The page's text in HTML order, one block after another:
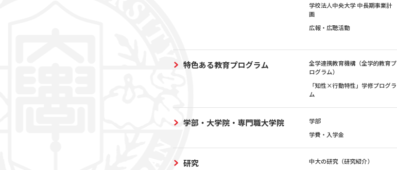
学校法人中央大学 中長期事業計
画
広報・広聴活動
特色ある教育プログラム
全学連携教育機構（全学的教育プ
ログラム）
「知性×行動特性」学修プログラ
ム
学部・大学院・専門職大学院 学部
学費・入学金
研究 中大の研究（研究紹介）